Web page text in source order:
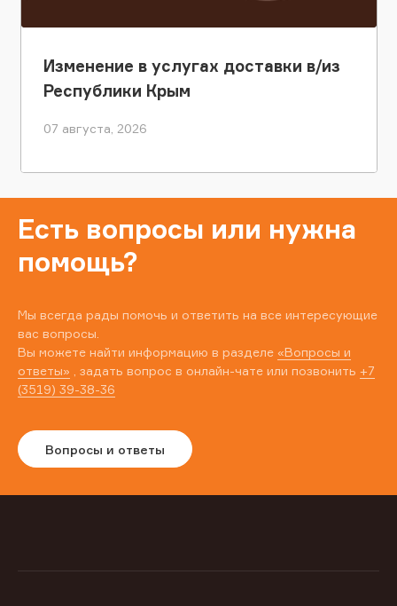
Изменение в услугах доставки в/из
Республики Крым
07 августа, 2026
Есть вопросы или нужна
помощь?
Мы всегда рады помочь и ответить на все интересующие
вас вопросы.
Вы можете найти информацию в разделе «Вопросы и
ответы» , задать вопрос в онлайн-чате или позвонить +7
(3519) 39-38-36
Вопросы и ответы